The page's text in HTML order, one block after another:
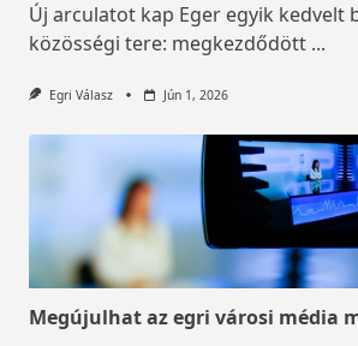
Új arculatot kap Eger egyik kedvelt
közösségi tere: megkezdődött ...
Egri Válasz Jún 1, 2026
Megújulhat az egri városi média